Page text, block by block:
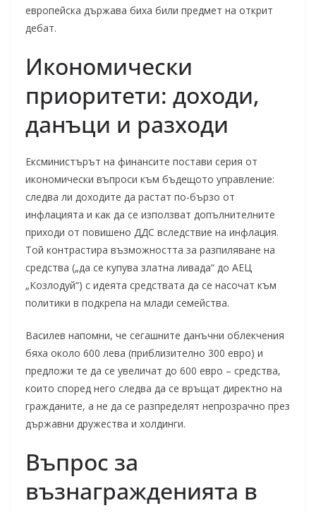
европейска държава биха били предмет на открит
дебат.
Икономически
приоритети: доходи,
данъци и разходи
Ексминистърът на финансите постави серия от
икономически въпроси към бъдещото управление:
следва ли доходите да растат по-бързо от
инфлацията и как да се използват допълнителните
приходи от повишено ДДС вследствие на инфлация.
Той контрастира възможността за разпиляване на
средства („да се купува златна ливада“ до АЕЦ
„Козлодуй“) с идеята средствата да се насочат към
политики в подкрепа на млади семейства.
Василев напомни, че сегашните данъчни облекчения
бяха около 600 лева (приблизително 300 евро) и
предложи те да се увеличат до 600 евро – средства,
които според него следва да се връщат директно на
гражданите, а не да се разпределят непрозрачно през
държавни дружества и холдинги.
Въпрос за
възнагражденията в